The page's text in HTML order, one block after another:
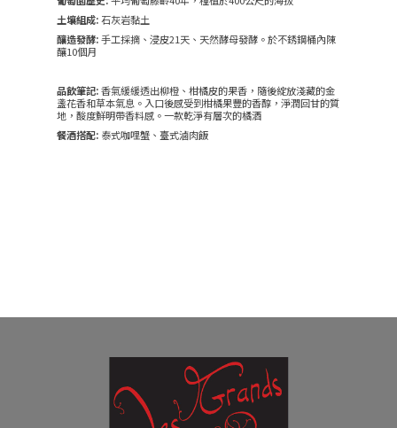
土壤組成:石灰岩黏土
釀造發酵:手工採摘、浸皮21天、天然酵母發酵。於不銹鋼桶內陳
釀10個月
品飲筆記:香氣緩緩透出柳橙、柑橘皮的果香，隨後綻放淺藏的金
盞花香和草本氣息。入口後感受到柑橘果豐的香醇，淨潤回甘的質
地，酸度鮮明帶香料感。一款乾淨有層次的橘酒
餐酒搭配: 泰式咖哩蟹、臺式滷肉飯